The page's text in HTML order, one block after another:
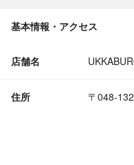
基本情報・アクセス
店舗名
住所 〒048-